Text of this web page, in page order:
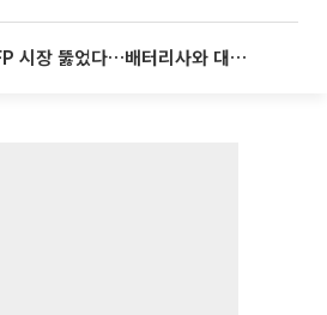
포스코퓨처엠, LFP 시장 뚫었다…배터리사와 대규모 장기 공급 합의